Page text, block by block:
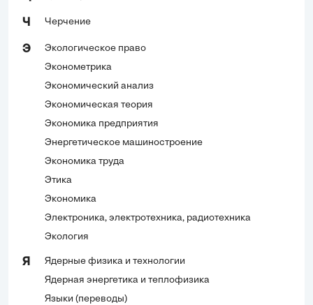
Ч Черчение
Э
Экологическое право
Эконометрика
Экономический анализ
Экономическая теория
Экономика предприятия
Энергетическое машиностроение
Экономика труда
Этика
Экономика
Электроника, электротехника, радиотехника
Экология
Я
Ядерные физика и технологии
Ядерная энергетика и теплофизика
Языки (переводы)